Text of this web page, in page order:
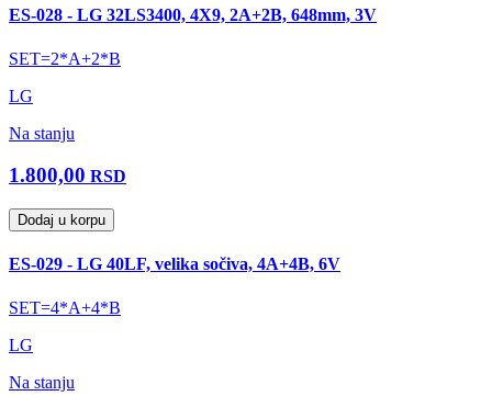
ES-028 - LG 32LS3400, 4X9, 2A+2B, 648mm, 3V
SET=2*A+2*B
LG
Na stanju
1.800,00 RSD
Dodaj u korpu
ES-029 - LG 40LF, velika sočiva, 4A+4B, 6V
SET=4*A+4*B
LG
Na stanju